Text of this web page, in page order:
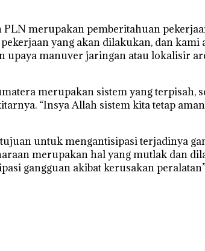
merupakan pemberitahuan
yang akan dilakukan, dan kami
manuver jaringan atau lokalisir
merupakan sistem yang terpisah,
“Insya Allah sistem kita tetap
untuk mengantisipasi terjadinya
merupakan hal yang mutlak dan
gangguan akibat kerusakan